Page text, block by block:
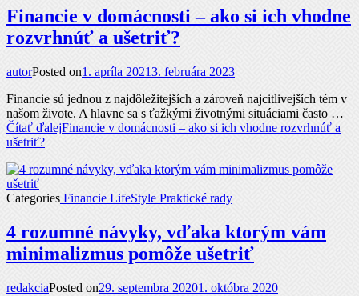
Financie v domácnosti – ako si ich vhodne
rozvrhnúť a ušetriť?
autorPosted on1. apríla 20213. februára 2023
Financie sú jednou z najdôležitejších a zároveň najcitlivejších tém v
našom živote. A hlavne sa s ťažkými životnými situáciami často …
Čítať ďalejFinancie v domácnosti – ako si ich vhodne rozvrhnúť a
ušetriť?
Categories Financie LifeStyle Praktické rady
4 rozumné návyky, vďaka ktorým vám
minimalizmus pomôže ušetriť
redakciaPosted on29. septembra 20201. októbra 2020